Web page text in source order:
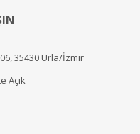
35430 Urla/İzmir
Açık